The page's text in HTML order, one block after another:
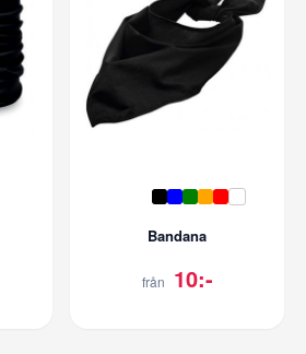
Bandana
från 10:-